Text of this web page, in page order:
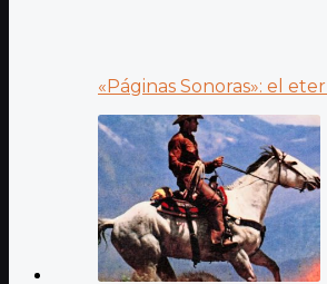
«Páginas Sonoras»: el